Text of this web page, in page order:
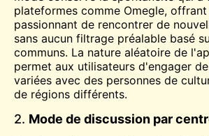
plateformes comme Omegle,
passionnant de rencontrer de
sans aucun filtrage préalable basé
communs. La nature aléatoire de
permet aux utilisateurs d'engager
variées avec des personnes de
de régions différents.
2. Mode de discussion par